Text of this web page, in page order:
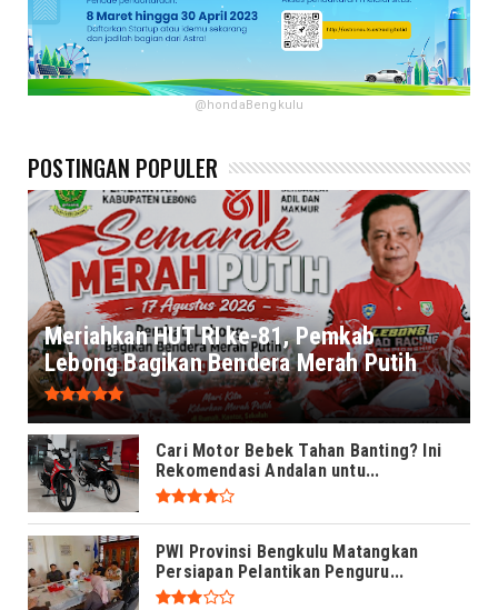
@hondaBengkulu
POSTINGAN POPULER
Meriahkan HUT RI ke-81, Pemkab
Lebong Bagikan Bendera Merah Putih
Cari Motor Bebek Tahan Banting? Ini
Rekomendasi Andalan untu...
PWI Provinsi Bengkulu Matangkan
Persiapan Pelantikan Penguru...